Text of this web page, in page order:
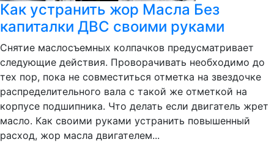
Как устранить жор Масла Без
капиталки ДВС своими руками
Снятие маслосъемных колпачков предусматривает
следующие действия. Проворачивать необходимо до
тех пор, пока не совместиться отметка на звездочке
распределительного вала с такой же отметкой на
корпусе подшипника. Что делать если двигатель жрет
масло. Как своими руками устранить повышенный
расход, жор масла двигателем...